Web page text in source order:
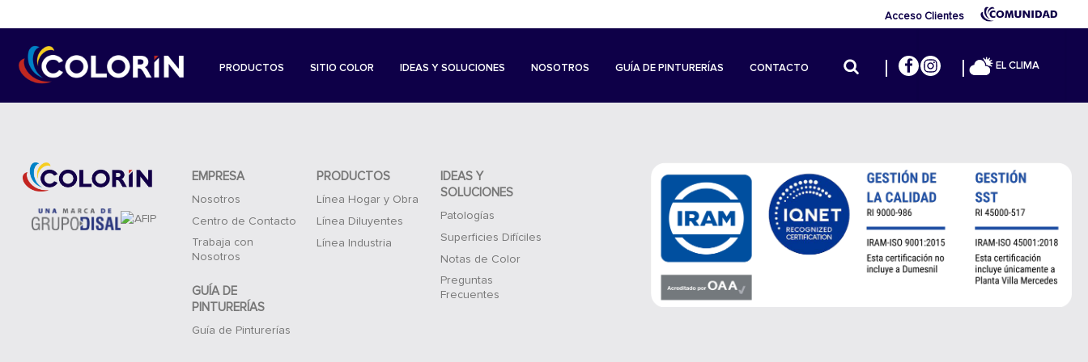
Acceso Clientes
PRODUCTOS SITIO COLOR IDEAS Y SOLUCIONES NOSOTROS GUÍA DE PINTURERÍAS CONTACTO EL CLIMA
EMPRESA
Nosotros
Centro de Contacto
Trabaja con
Nosotros
GUÍA DE
PINTURERÍAS
Guía de Pinturerías
PRODUCTOS
Línea Hogar y Obra
Línea Diluyentes
Línea Industria
IDEAS Y
SOLUCIONES
Patologías
Superficies Difíciles
Notas de Color
Preguntas
Frecuentes